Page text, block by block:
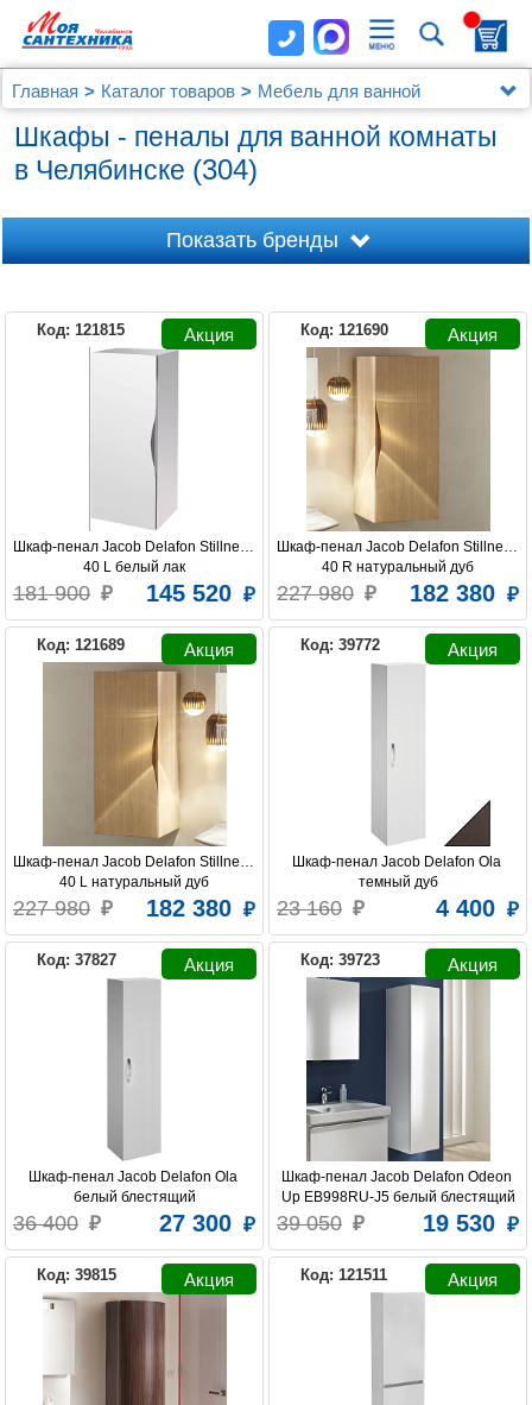
Главная Каталог товаров
Мебель для ванной
Шкафы - пеналы
Шкафы - пеналы для ванной комнаты
в Челябинске (304)
1MARKA AQUANET
ART&MAX BELBAGNO
BELUX CEZARES CLARBERG
JACOB DELAFON LORANTO
MIGLIORE RAVAL ROCA
Показать бренды
Код: 121815
Шкаф-пенал Jacob Delafon Stillness
40 L белый лак
181 900 145 520
Код: 121690
Шкаф-пенал Jacob Delafon Stillness
40 R натуральный дуб
227 980 182 380
Код: 121689
Шкаф-пенал Jacob Delafon Stillness
40 L натуральный дуб
227 980 182 380
Код: 39772
Шкаф-пенал Jacob Delafon Ola
темный дуб
23 160 4 400
Код: 37827
Шкаф-пенал Jacob Delafon Ola
белый блестящий
36 400 27 300
Код: 39723
Шкаф-пенал Jacob Delafon Odeon
Up EB998RU-J5 белый блестящий
39 050 19 530
Код: 39815 Код: 121511